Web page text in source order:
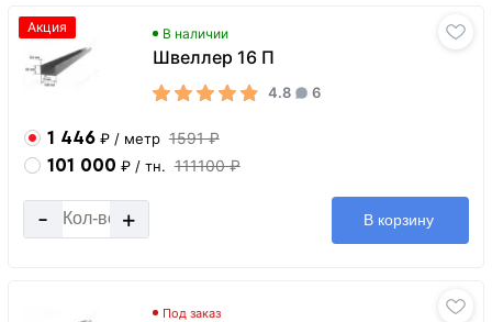
В наличии
Швеллер 16 П
4.8 6
Акция
1 446 ₽ / метр 1591 ₽
101 000 ₽ / тн. 111100 ₽
- + В корзину
Под заказ